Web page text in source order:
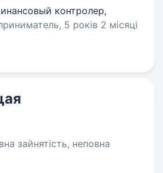
контролер,
5 років 2 місяці
зайнятість, неповна